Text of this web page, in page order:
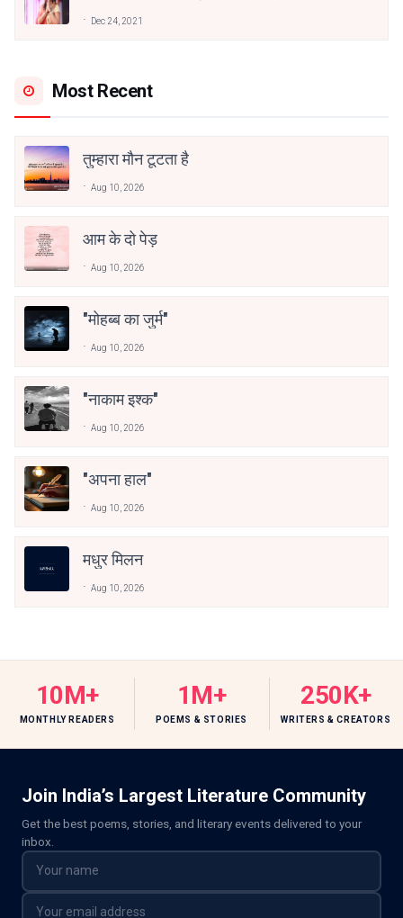
Dec 24, 2021
Most Recent
तुम्हारा मौन टूटता है
Aug 10, 2026
आम के दो पेड़
Aug 10, 2026
"मोहब्ब का जुर्म"
Aug 10, 2026
"नाकाम इश्क"
Aug 10, 2026
"अपना हाल"
Aug 10, 2026
मधुर मिलन
Aug 10, 2026
10M+
MONTHLY READERS
1M+
POEMS & STORIES
250K+
WRITERS & CREATORS
Join India’s Largest Literature Community
Get the best poems, stories, and literary events delivered to your
inbox.